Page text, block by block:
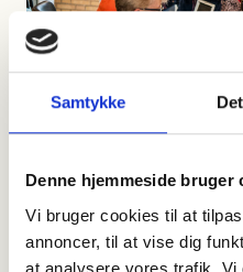
Samtykke
Denne hjemmeside bruger
Vi bruger cookies til at
annoncer, til at vise dig
at analysere vores trafik. Vi